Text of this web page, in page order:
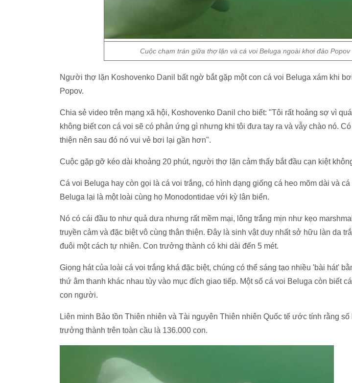
Cuộc chạm trán giữa thợ lặn và cá voi Beluga ngoài khơi đảo Popov
Người thợ lặn Koshovenko Danil bất ngờ bắt gặp một con cá voi Beluga xám khi
Popov.
Chia sẻ video trên mạng xã hội, Koshovenko Danil cho biết: "Tôi rất hoảng sợ vì
không biết con cá voi sẽ có phản ứng gì nhưng khi tôi đưa tay ra và vẫy chào nó.
thiện nên sau đó nó vui vẻ bơi lại gần hơn".
Cuộc gặp gỡ kéo dài khoảng 20 phút, người thợ lặn cảm thấy bắt đầu cạn kiệt
Cá voi Beluga hay còn gọi là cá voi trắng, có hình dạng giống cá heo mõm dài và
Beluga lại là một loài cùng họ Monodontidae với kỳ lân biển.
Nó có cái đầu to như quả dưa nhưng rất mềm mại, lông trắng mịn như kẹo
truyền cảm và đặc biệt vô cùng thân thiện. Đây là sinh vật duy nhất sở hữu làn da
đuôi một cách tự nhiên. Con trưởng thành có khi dài đến 5 mét.
Giọng hát của loài cá voi trắng khá đặc biệt, chúng có thể sáng tạo nhiều 'bài hát'
thứ âm thanh khác nhau tùy vào mục đích giao tiếp. Một số cá voi Beluga còn biết
con người.
Liên minh Bảo tồn Thiên nhiên và Tài nguyên Thiên nhiên Quốc tế ước tính rằng
trưởng thành trên toàn cầu là 136.000 con.